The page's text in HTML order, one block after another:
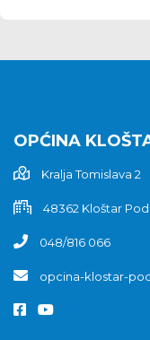
OPĆINA
Kralja Tomislava 2
48362 Kloštar
048/816 066
opcina-klostar-